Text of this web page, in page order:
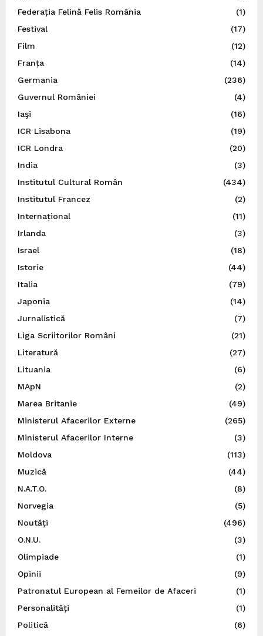
Federația Felină Felis România
(1)
Festival
(17)
Film
(12)
Franța
(14)
Germania
(236)
Guvernul României
(4)
Iaşi
(16)
ICR Lisabona
(19)
ICR Londra
(20)
India
(3)
Institutul Cultural Român
(434)
Institutul Francez
(2)
Internațional
(11)
Irlanda
(3)
Israel
(18)
Istorie
(44)
Italia
(79)
Japonia
(14)
Jurnalistică
(7)
Liga Scriitorilor Români
(21)
Literatură
(27)
Lituania
(6)
MApN
(2)
Marea Britanie
(49)
Ministerul Afacerilor Externe
(265)
Ministerul Afacerilor Interne
(3)
Moldova
(113)
Muzică
(44)
N.A.T.O.
(8)
Norvegia
(5)
Noutăți
(496)
O.N.U.
(3)
Olimpiade
(1)
Opinii
(9)
Patronatul European al Femeilor de Afaceri
(1)
Personalități
(1)
Politică
(6)